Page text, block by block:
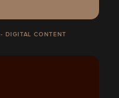
DIGITAL CONTENT